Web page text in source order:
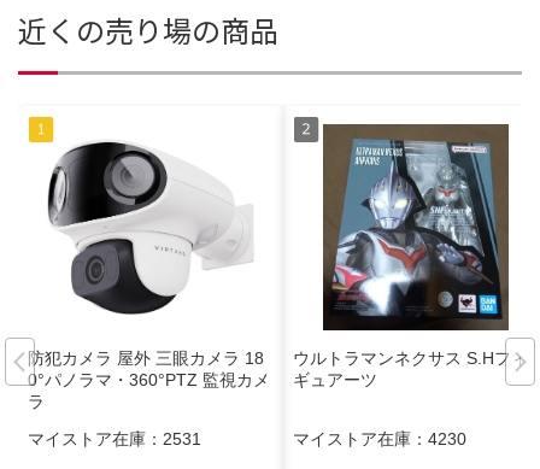
近くの売り場の商品
防犯カメラ 屋外 三眼カメラ 18
0°パノラマ・360°PTZ 監視カメ
ラ
マイストア在庫： 2531
ウルトラマンネクサス S.Hフィ
ギュアーツ
マイストア在庫： 4230